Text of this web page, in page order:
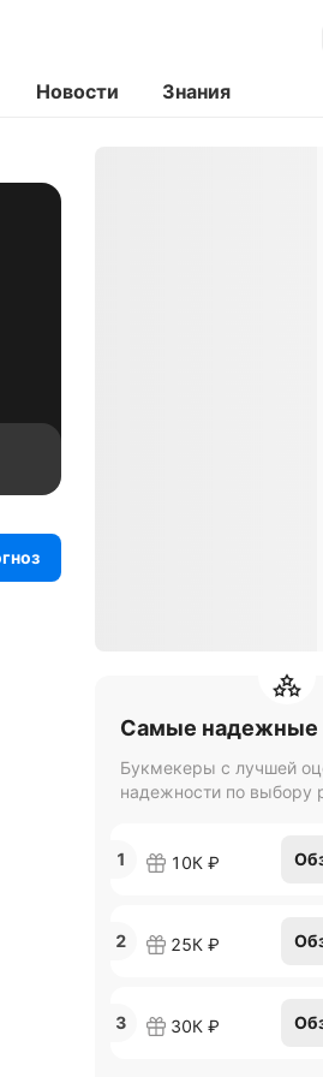
Новости Знания
Самые надежные
Букмекеры с лучшей
надежности по выбору
1 10К ₽
2 25К ₽
3 30К ₽